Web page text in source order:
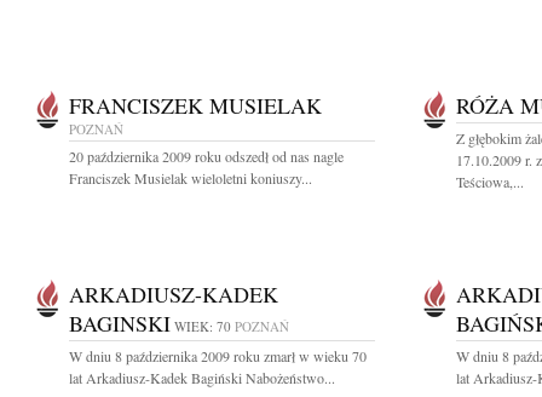
FRANCISZEK MUSIELAK
POZNAŃ
20 października 2009 roku odszedł od nas nagle
Franciszek Musielak wieloletni koniuszy...
RÓŻA
Z głębokim
17.10.2009 r.
Teściowa,...
ARKADIUSZ-KADEK
BAGINSKI WIEK: 70 POZNAŃ
W dniu 8 października 2009 roku zmarł w wieku 70
lat Arkadiusz-Kadek Bagiński Nabożeństwo...
W dniu 8
lat Arkadiusz-